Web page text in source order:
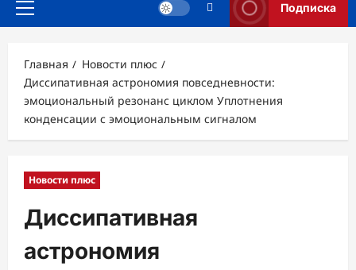
Основное
Подписка
Главная
Новости плюс
Диссипативная астрономия повседневности:
эмоциональный резонанс циклом Уплотнения
конденсации с эмоциональным сигналом
Новости плюс
Диссипативная
астрономия